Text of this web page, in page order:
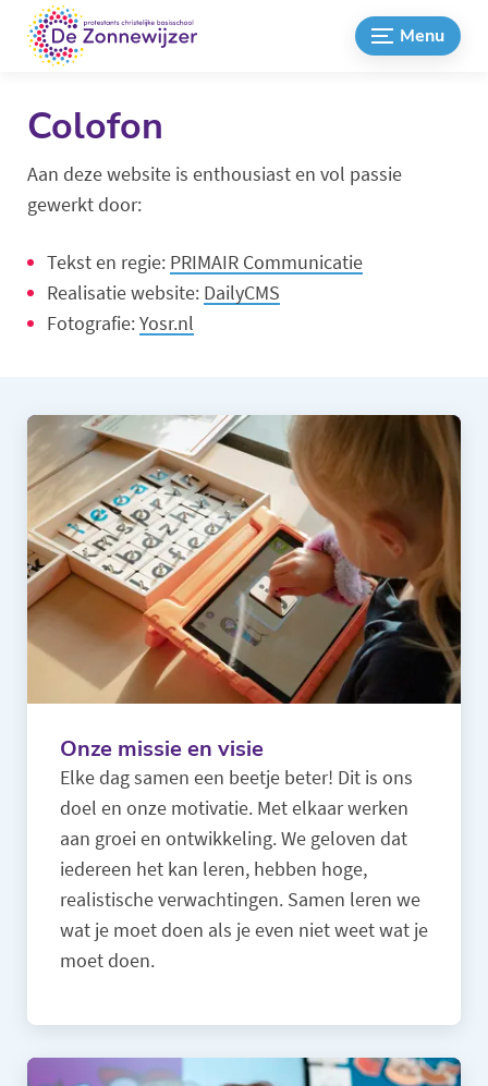
Menu
Colofon
Aan deze website is enthousiast en vol passie
gewerkt door:
Tekst en regie: PRIMAIR Communicatie
Realisatie website: DailyCMS
Fotografie:Yosr.nl
Onze missie en visie
Elke dag samen een beetje beter! Dit is ons
doel en onze motivatie. Met elkaar werken
aan groei en ontwikkeling. We geloven dat
iedereen het kan leren, hebben hoge,
realistische verwachtingen. Samen leren we
wat je moet doen als je even niet weet wat je
moet doen.